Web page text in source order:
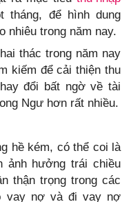
tháng, để hình dung
nhiêu trong năm nay.
thác trong năm nay
kiếm để cải thiện thu
đổi bất ngờ về tài
Ngư hơn rất nhiều.
hề kém, có thể coi là
ảnh hưởng trái chiều
thận trọng trong các
vay nợ và đi vay nợ